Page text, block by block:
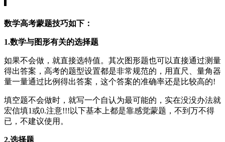
数学高考蒙题技巧如下：
1.数学与图形有关的选择题
如果不会做，就直接选特值。其次图形题也可以直接通过测量
得出答案，高考的题型设置都是非常规范的，用直尺、量角器
量一量通过比例得出答案，这个答案的准确率还是比较高的!
填空题不会做时，就写一个自认为最可能的，实在没没办法就
宏信填1或0.注意!!!以下基本上都是靠感觉蒙题，不到万不得
已，不建议使用。
2.选择题